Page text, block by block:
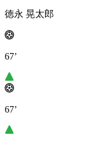
徳永 晃太郎
67’
67’